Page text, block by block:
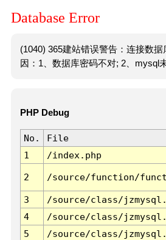
Database Error
(1040) 365建站错误警告：连接数
因：1、数据库密码不对; 2、mysql
PHP Debug
No. File
1
/index.php
2 /source/function/
3 /source/class/
4
/source/class/
5
/source/class/